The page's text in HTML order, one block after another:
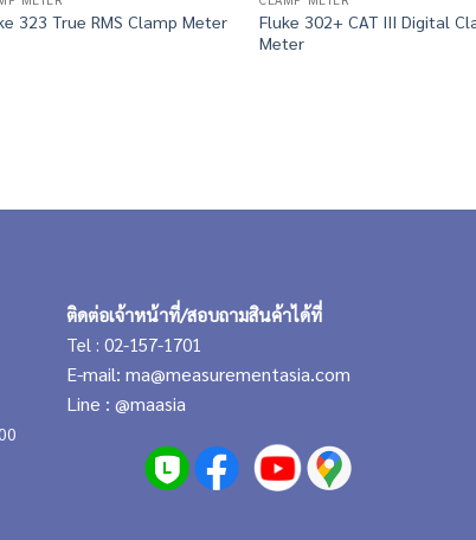
323 True RMS Clamp Meter
Fluke 302+ CAT III Digital
Meter
ติดต่อเจ้าหน้าที่/สอบถามสินค้าได้ที่
Tel : 02-157-1701
E-mail: ma@measurementasia.com
Line : @maasia